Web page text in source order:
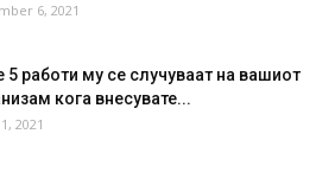
6, 2021
5 работи му се случуваат на вашиот
кога внесувате...
2021